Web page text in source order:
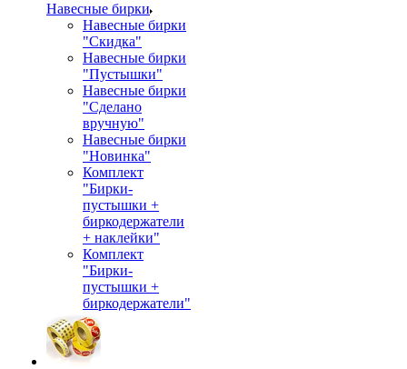
Навесные бирки
Навесные бирки
"Скидка"
Навесные бирки
"Пустышки"
Навесные бирки
"Сделано
вручную"
Навесные бирки
"Новинка"
Комплект
"Бирки-
пустышки +
биркодержатели
+ наклейки"
Комплект
"Бирки-
пустышки +
биркодержатели"